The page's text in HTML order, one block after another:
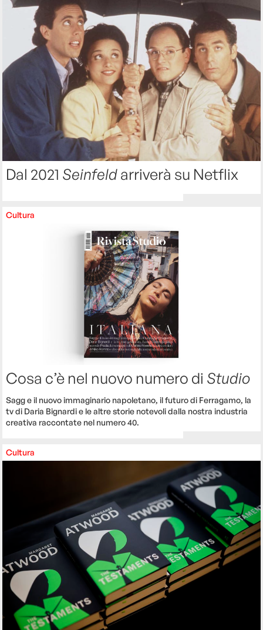
Dal 2021 Seinfeldarriverà su Netflix
Cultura
Cosa c’è nel nuovo numero di Studio
Sagg e il nuovo immaginario napoletano, il futuro di Ferragamo, la
tv di Daria Bignardi e le altre storie notevoli dalla nostra industria
creativa raccontate nel numero 40.
Cultura